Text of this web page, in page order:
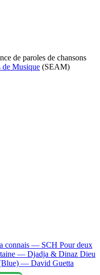
de paroles de chansons
de Musique (SEAM)
connais — SCH Pour deux
— Djadja & Dinaz Dieu
— David Guetta